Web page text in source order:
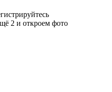
2 и откроем фото